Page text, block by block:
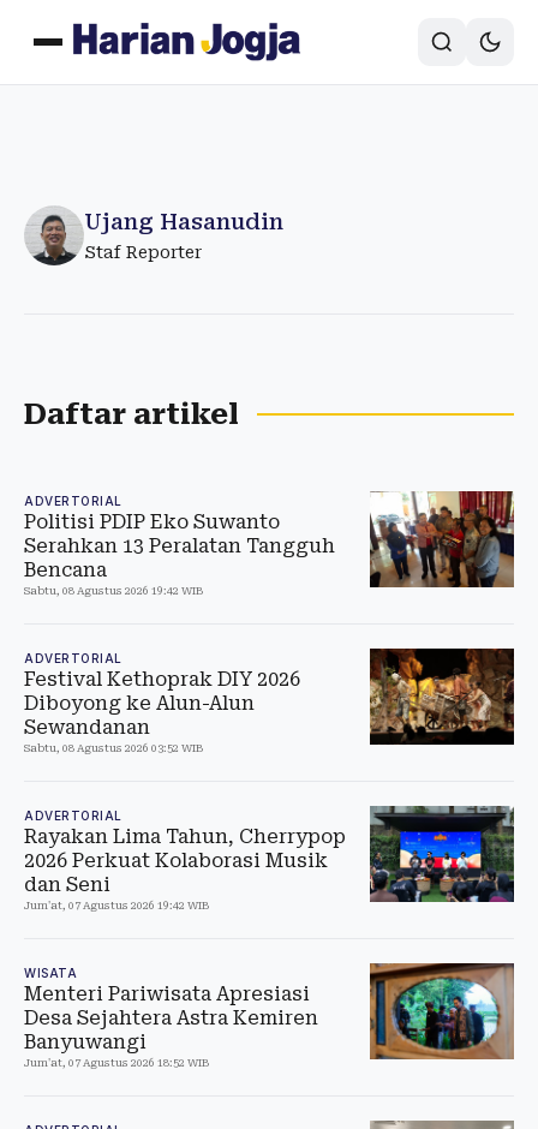
Ujang Hasanudin
Staf Reporter
Daftar artikel
ADVERTORIAL
Politisi PDIP Eko Suwanto
Serahkan 13 Peralatan Tangguh
Bencana
Sabtu, 08 Agustus 2026 19:42 WIB
ADVERTORIAL
Festival Kethoprak DIY 2026
Diboyong ke Alun-Alun
Sewandanan
Sabtu, 08 Agustus 2026 03:52 WIB
ADVERTORIAL
Rayakan Lima Tahun, Cherrypop
2026 Perkuat Kolaborasi Musik
dan Seni
Jum'at, 07 Agustus 2026 19:42 WIB
WISATA
Menteri Pariwisata Apresiasi
Desa Sejahtera Astra Kemiren
Banyuwangi
Jum'at, 07 Agustus 2026 18:52 WIB